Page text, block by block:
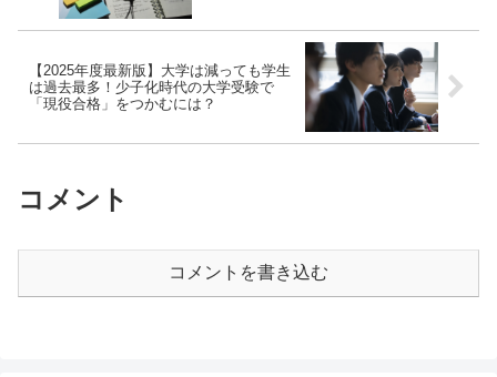
【2025年度最新版】大学は減っても学生
は過去最多！少子化時代の大学受験で
「現役合格」をつかむには？
コメント
コメントを書き込む